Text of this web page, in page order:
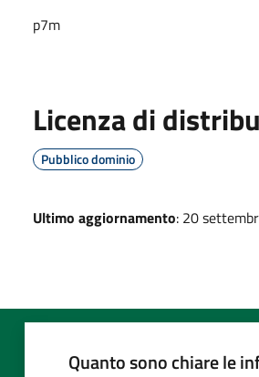
p7m
Licenza di
Pubblico dominio
Ultimo aggiornamento: 20
Quanto sono chiare le